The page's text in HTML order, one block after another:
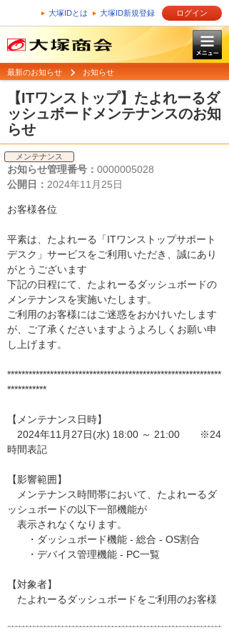
大塚IDとは 大塚ID新規登録 ログイン
最新のお知らせ お知らせ
【ITワンストップ】たよれーるダ
ッシュボードメンテナンスのお知
らせ
メンテナンス
お知らせ管理番号： 0000005028
公開日： 2024年11月25日
お客様各位
平素は、たよれーる「ITワンストップサポート
デスク」サービスをご利用いただき、誠にあり
がとうございます
下記の日程にて、たよれーるダッシュボードの
メンテナンスを実施いたします。
ご利用のお客様にはご迷惑をおかけいたします
が、ご了承くださいますようよろしくお願い申
し上げます。
************************************************************
***********
【メンテナンス日時】
2024年11月27日(水) 18:00 ～ 21:00 ※24
時間表記
【影響範囲】
メンテナンス時間帯において、たよれーるダ
ッシュボードの以下一部機能が
表示されなくなります。
・ダッシュボード機能 - 総合 - OS割合
・デバイス管理機能 - PC一覧
【対象者】
たよれーるダッシュボードをご利用のお客様
************************************************************